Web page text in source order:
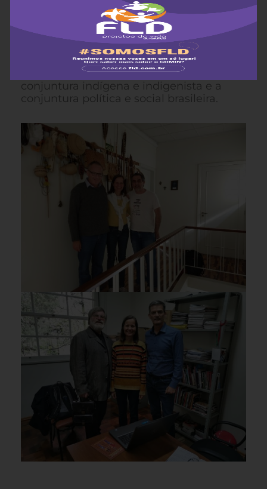
tema da incorporação com FLD, e
também o relato a respeito da parceria
entre o campo de trabalho no noroeste
do Rio Grande do Sul, na Terra Indígena
Guarita, e o Decanato Sulzbach-
Rosenberg. Demais temas ainda foram a
conjuntura indígena e indigenista e a
conjuntura política e social brasileira.